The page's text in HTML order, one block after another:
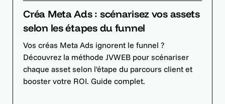
Créa Meta Ads : scénarisez vos assets
selon les étapes du funnel
Vos créas Meta Ads ignorent le funnel ?
Découvrez la méthode JVWEB pour scénariser
chaque asset selon l'étape du parcours client et
booster votre ROI. Guide complet.